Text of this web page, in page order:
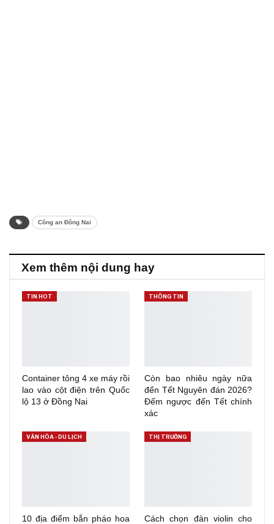
Công an Đồng Nai
Xem thêm nội dung hay
TIN HOT
Container tông 4 xe máy rồi
lao vào cột điện trên Quốc
lộ 13 ở Đồng Nai
THÔNG TIN
Còn bao nhiêu ngày nữa
đến Tết Nguyên đán 2026?
Đếm ngược đến Tết chính
xác
VĂN HÓA - DU LỊCH
10 địa điểm bắn pháo hoa
THỊ TRƯỜNG
Cách chọn đàn violin cho